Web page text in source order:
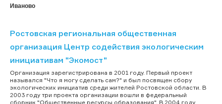
Иваново
Ростовская региональная общественная
организация Центр содействия экологическим
инициативам "Экомост"
Организация зарегистрирована в 2001 году. Первый проект
назывался "Что я могу сделать сам?" и был посвящен сбору
экологических инициатив среди жителей Ростовской области. В
2003 году три проекта организации вошли в федеральный
сборник "Общественные ресурсы образования". В 2004 году